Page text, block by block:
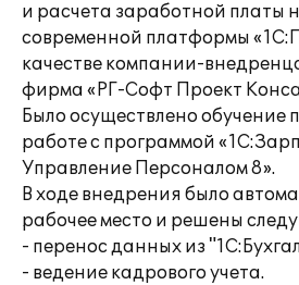
и расчета заработной платы
современной платформы
качестве компании-
фирма «РГ-Софт Проект
Было осуществлено обучение
работе с программой
Управление Персоналом 8».
В ходе внедрения было
рабочее место и решены
- перенос данных из
- ведение кадрового учета.